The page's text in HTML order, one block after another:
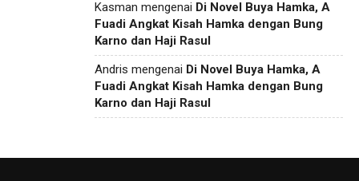
Kasman mengenai Di Novel Buya Hamka, A
Fuadi Angkat Kisah Hamka dengan Bung
Karno dan Haji Rasul
Andris mengenai Di Novel Buya Hamka, A
Fuadi Angkat Kisah Hamka dengan Bung
Karno dan Haji Rasul